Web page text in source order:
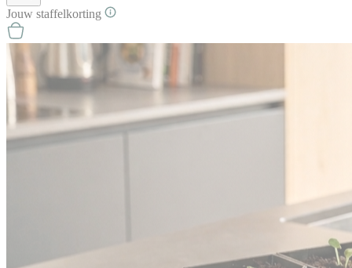
Jouw staffelkorting